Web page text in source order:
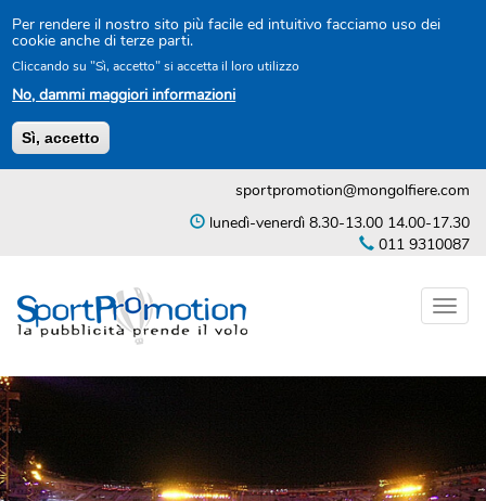
Per rendere il nostro sito più facile ed intuitivo facciamo uso dei
cookie anche di terze parti.
Cliccando su "Sì, accetto" si accetta il loro utilizzo
No, dammi maggiori informazioni
Sì, accetto
sportpromotion@mongolfiere.com
lunedì-venerdì 8.30-13.00 14.00-17.30
011 9310087